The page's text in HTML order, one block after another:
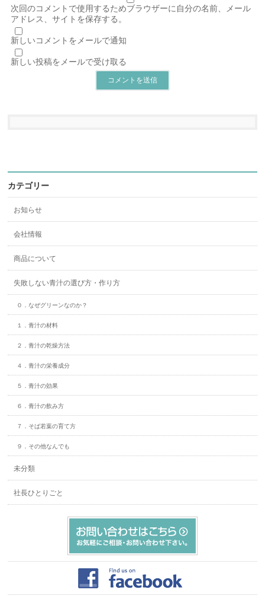
次回のコメントで使用するためブラウザーに自分の名前、メール
アドレス、サイトを保存する。
新しいコメントをメールで通知
新しい投稿をメールで受け取る
カテゴリー
お知らせ
会社情報
商品について
失敗しない青汁の選び方・作り方
０．なぜグリーンなのか？
１．青汁の材料
２．青汁の乾燥方法
４．青汁の栄養成分
５．青汁の効果
６．青汁の飲み方
７．そば若葉の育て方
９．その他なんでも
未分類
社長ひとりごと